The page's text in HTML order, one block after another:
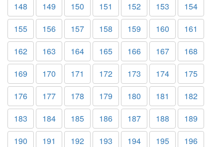
148
149 150 151 152 153
154
155
156 157 158 159 160
161
162
163 164 165 166 167
168
169
170 171 172 173 174
175
176
177 178 179 180 181
182
183
184 185 186 187 188
189
190
191 192 193 194 195
196